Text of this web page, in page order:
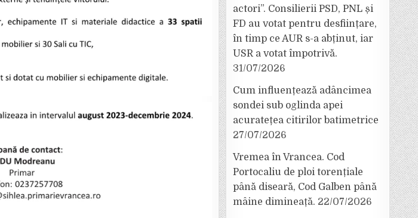
actori”. Consilierii PSD, PNL și
FD au votat pentru desființare,
în timp ce AUR s-a abținut, iar
USR a votat împotrivă.
31/07/2026
Cum influențează adâncimea
sondei sub oglinda apei
acuratețea citirilor batimetrice
27/07/2026
Vremea în Vrancea. Cod
Portocaliu de ploi torențiale
până diseară, Cod Galben până
mâine dimineață. 22/07/2026